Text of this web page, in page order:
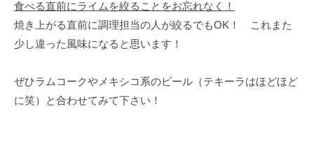
食べる直前にライムを絞ることをお忘れなく！
焼き上がる直前に調理担当の人が絞るでもOK！ これまた
少し違った風味になると思います！
ぜひラムコークやメキシコ系のビール（テキーラはほどほど
に笑）と合わせてみて下さい！